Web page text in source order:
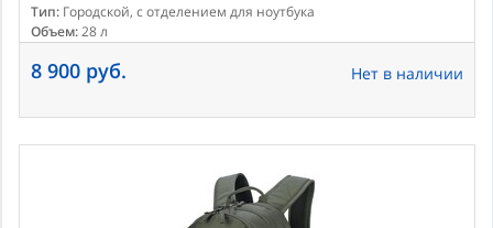
Тип: Городской, с отделением для ноутбука
Объем:28 л
8 900 руб. Нет в наличии